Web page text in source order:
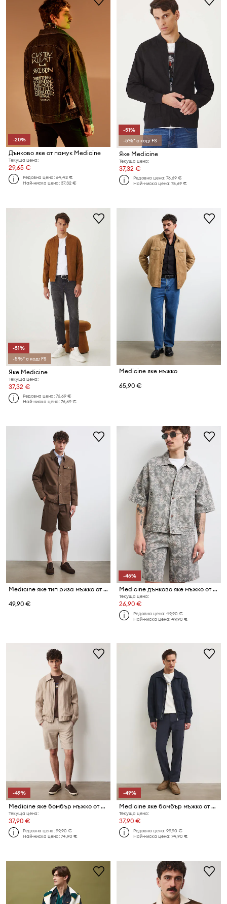
-20%
Дънково яке от памук Medicine
Текуща цена:
29,65 €
Редовна цена:64,42 €
Най-ниска цена:37,32 €
-51%
-5%* с код: FS
Яке Medicine
Текуща цена:
37,32 €
Редовна цена:76,69 €
Най-ниска цена:76,69 €
-51%
-5%* с код: FS
Яке Medicine
Текуща цена:
37,32 €
Редовна цена:76,69 €
Най-ниска цена:76,69 €
Medicine яке мъжко
65,90 €
Medicine яке тип риза мъжко от памук
49,90 €
-46%
Medicine дънково яке мъжко от памук
Текуща цена:
26,90 €
Редовна цена:49,90 €
Най-ниска цена:49,90 €
-49%
Medicine яке бомбър мъжко от лен
Текуща цена:
37,90 €
Редовна цена:99,90 €
Най-ниска цена:74,90 €
-49%
Medicine яке бомбър мъжко от лен
Текуща цена:
37,90 €
Редовна цена:99,90 €
Най-ниска цена:74,90 €